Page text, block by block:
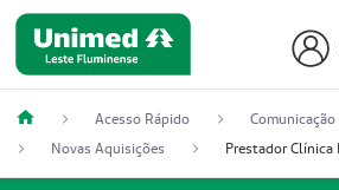
Acesso Rápido
Comunicação
Novas Aquisições